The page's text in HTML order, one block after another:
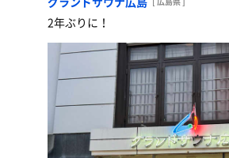
2年ぶりに！